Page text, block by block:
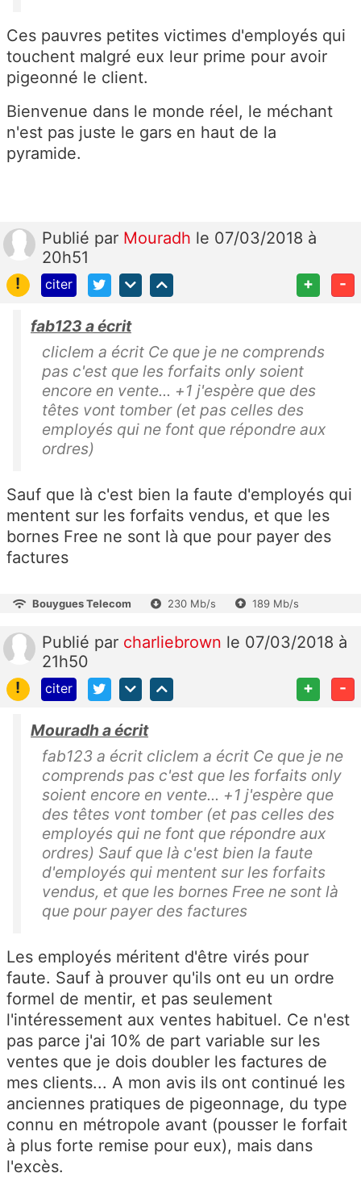
Ces pauvres petites victimes d'employés qui
touchent malgré eux leur prime pour avoir
pigeonné le client.
Bienvenue dans le monde réel, le méchant
n'est pas juste le gars en haut de la
pyramide.
Publié par Mouradh le 07/03/2018 à
20h51
!
citer + -
fab123 a écrit
cliclem a écrit Ce que je ne comprends
pas c'est que les forfaits only soient
encore en vente... +1 j'espère que des
têtes vont tomber (et pas celles des
employés qui ne font que répondre aux
ordres)
Sauf que là c'est bien la faute d'employés qui
mentent sur les forfaits vendus, et que les
bornes Free ne sont là que pour payer des
factures
Bouygues Telecom 230 Mb/s 189 Mb/s
Publié par charliebrown le 07/03/2018 à
21h50
!
citer + -
Mouradh a écrit
fab123 a écrit cliclem a écrit Ce que je ne
comprends pas c'est que les forfaits only
soient encore en vente... +1 j'espère que
des têtes vont tomber (et pas celles des
employés qui ne font que répondre aux
ordres) Sauf que là c'est bien la faute
d'employés qui mentent sur les forfaits
vendus, et que les bornes Free ne sont là
que pour payer des factures
Les employés méritent d'être virés pour
faute. Sauf à prouver qu'ils ont eu un ordre
formel de mentir, et pas seulement
l'intéressement aux ventes habituel. Ce n'est
pas parce j'ai 10% de part variable sur les
ventes que je dois doubler les factures de
mes clients... A mon avis ils ont continué les
anciennes pratiques de pigeonnage, du type
connu en métropole avant (pousser le forfait
à plus forte remise pour eux), mais dans
l'excès.